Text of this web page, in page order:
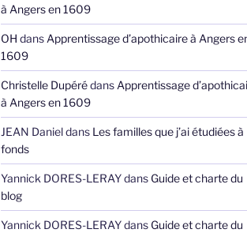
à Angers en 1609
OH dans Apprentissage d’apothicaire à Angers
1609
Christelle Dupérédans Apprentissage
à Angers en 1609
JEAN Danieldans Les familles que j’ai étudiées à
fonds
Yannick DORES-LERAYdans Guide et charte du
blog
Yannick DORES-LERAYdans Guide et charte du